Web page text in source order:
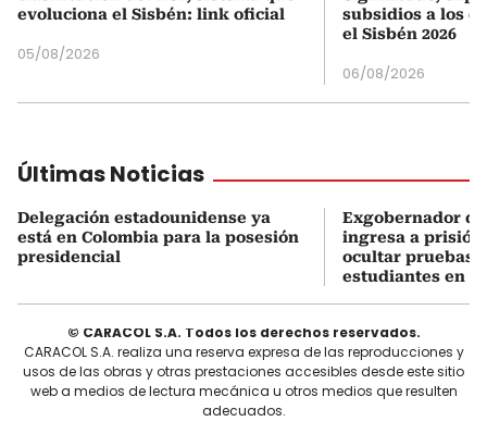
evoluciona el Sisbén: link oficial
05/08/2026
subsidios a los
el Sisbén 2026
06/08/2026
Últimas Noticias
Delegación estadounidense ya
está en Colombia para la posesión
presidencial
Exgobernador
ingresa a prisión
ocultar pruebas
estudiantes en
© CARACOL S.A. Todos los derechos reservados.
CARACOL S.A. realiza una reserva expresa de las reproducciones y
usos de las obras y otras prestaciones accesibles desde este sitio
web a medios de lectura mecánica u otros medios que resulten
adecuados.